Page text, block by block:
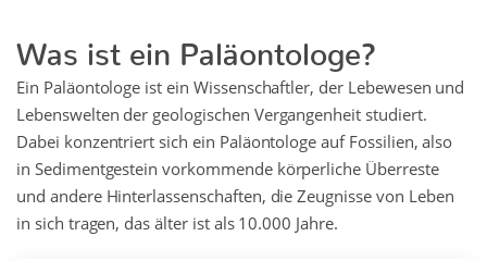
Was ist ein Paläontologe?
Ein Paläontologe ist ein Wissenschaftler, der Lebewesen und
Lebenswelten der geologischen Vergangenheit studiert.
Dabei konzentriert sich ein Paläontologe auf Fossilien, also
in Sedimentgestein vorkommende körperliche Überreste
und andere Hinterlassenschaften, die Zeugnisse von Leben
in sich tragen, das älter ist als 10.000 Jahre.